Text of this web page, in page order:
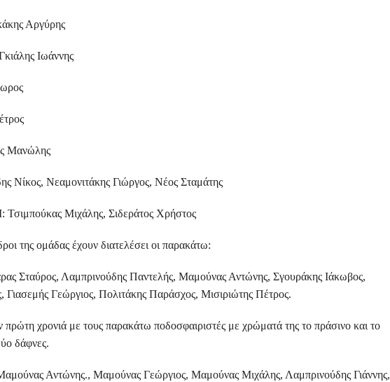
Αργύρης
Ιωάννης
Μανώλης
Νίκος, Νεαμονιτάκης Γιώργος, Νέος Σταμάτης
Μιχάλης, Σιδεράτος Χρήστος
της ομάδας έχουν διατελέσει οι παρακάτω:
Σταύρος, Λαμπρινούδης Παντελής, Μαμούνας Αντώνης, Σγουράκης Ιάκωβος,
Γεώργιος, Πολιτάκης Παράσχος, Μισιριώτης Πέτρος.
χρονιά με τους παρακάτω ποδοσφαιριστές με χρώματά της το πράσινο και το
δάφνες.
Αντώνης., Μαμούνας Γεώργιος, Μαμούνας Μιχάλης, Λαμπρινούδης Γιάννης,